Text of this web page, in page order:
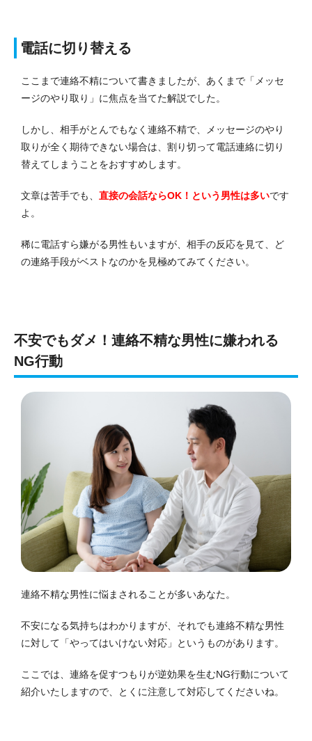
電話に切り替える
ここまで連絡不精について書きましたが、あくまで「メッセ
ージのやり取り」に焦点を当てた解説でした。
しかし、相手がとんでもなく連絡不精で、メッセージのやり
取りが全く期待できない場合は、割り切って電話連絡に切り
替えてしまうことをおすすめします。
文章は苦手でも、 直接の会話ならOK！という男性は多いです
よ。
稀に電話すら嫌がる男性もいますが、相手の反応を見て、ど
の連絡手段がベストなのかを見極めてみてください。
不安でもダメ！連絡不精な男性に嫌われる
NG行動
連絡不精な男性に悩まされることが多いあなた。
不安になる気持ちはわかりますが、それでも連絡不精な男性
に対して「やってはいけない対応」というものがあります。
ここでは、連絡を促すつもりが逆効果を生むNG行動について
紹介いたしますので、とくに注意して対応してくださいね。